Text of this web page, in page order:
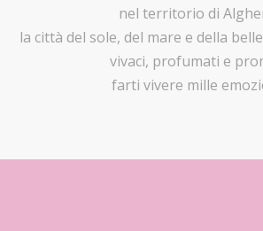
nel territorio di
la città del sole, del mare e della
vivaci, profumati e
farti vivere mille